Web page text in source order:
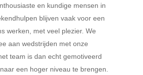
en kundige mensen in
blijven vaak voor een
werken, met veel plezier. We
aan wedstrijden met onze
team is dan echt gemotiveerd
een hoger niveau te brengen.